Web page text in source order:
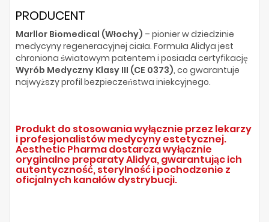
PRODUCENT
Marllor Biomedical (Włochy) – pionier w dziedzinie
medycyny regeneracyjnej ciała. Formuła Alidya jest
chroniona światowym patentem i posiada certyfikację
Wyrób Medyczny Klasy III (CE 0373), co gwarantuje
najwyższy profil bezpieczeństwa iniekcyjnego.
Produkt do stosowania wyłącznie przez lekarzy
i profesjonalistów medycyny estetycznej.
Aesthetic Pharma dostarcza wyłącznie
oryginalne preparaty Alidya, gwarantując ich
autentyczność, sterylność i pochodzenie z
oficjalnych kanałów dystrybucji.